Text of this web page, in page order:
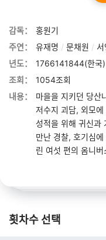
감독：
홍원기
주연：
유재명 / 문채원 / 서
년도：
1766141844(한국)
조회：
1054조회
내용：
마을을 지키던 당산
저수지 괴담, 외모
성적을 위해 귀신과
만난 경찰, 호기심
린 여섯 편의 옴니
횟차수 선택